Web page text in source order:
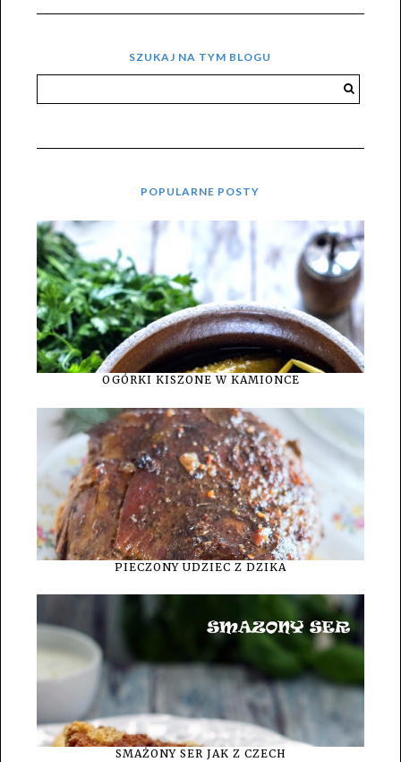
SZUKAJ NA TYM BLOGU
POPULARNE POSTY
OGÓRKI KISZONE W KAMIONCE
PIECZONY UDZIEC Z DZIKA
SMAŻONY SER JAK Z CZECH